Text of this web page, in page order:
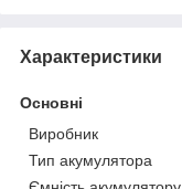
Характеристики
Основні
Виробник
Тип акумулятора